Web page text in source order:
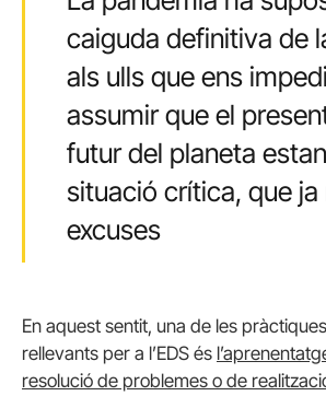
caiguda definitiva de
als ulls que ens
assumir que el
futur del planeta
situació crítica, que ja
excuses
En aquest sentit, una de les
rellevants per a l’EDS és
resolució de problemes o de